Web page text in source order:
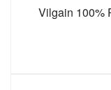
Vilgain 100%